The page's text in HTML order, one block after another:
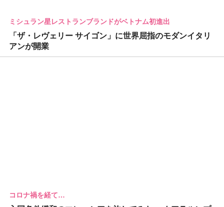
ミシュラン星レストランブランドがベトナム初進出
「ザ・レヴェリー サイゴン」に世界屈指のモダンイタリ
アンが開業
コロナ禍を経て…